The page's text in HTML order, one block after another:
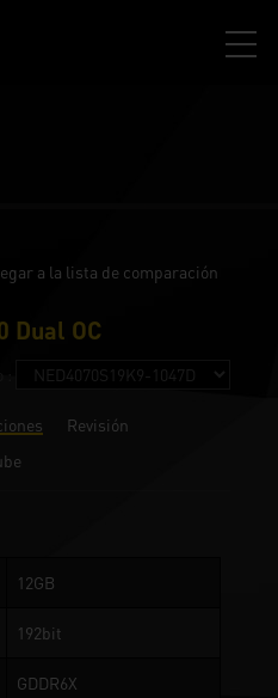
a la lista de comparación
Dual OC
Revisión
12GB
192bit
GDDR6X